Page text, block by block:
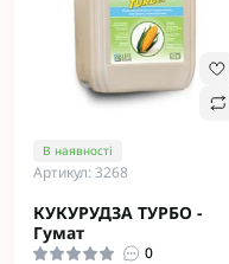
В наявності
Артикул: 3268
КУКУРУДЗА ТУРБО -
Гумат
0